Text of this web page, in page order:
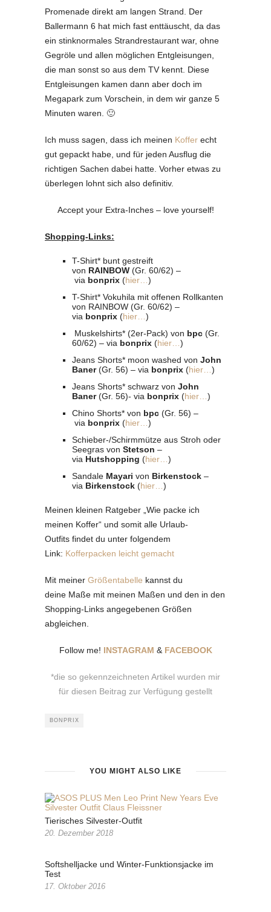
Promenade direkt am langen Strand. Der
Ballermann 6 hat mich fast enttäuscht, da das
ein stinknormales Strandrestaurant war, ohne
Gegröle und allen möglichen Entgleisungen,
die man sonst so aus dem TV kennt. Diese
Entgleisungen kamen dann aber doch im
Megapark zum Vorschein, in dem wir ganze 5
Minuten waren. 🙂
Ich muss sagen, dass ich meinen Koffer echt
gut gepackt habe, und für jeden Ausflug die
richtigen Sachen dabei hatte. Vorher etwas zu
überlegen lohnt sich also definitiv.
Accept your Extra-Inches – love yourself!
Shopping-Links:
T-Shirt* bunt gestreift
von RAINBOW (Gr. 60/62) –
via bonprix (hier…)
T-Shirt* Vokuhila mit offenen Rollkanten
von RAINBOW (Gr. 60/62) –
via bonprix (hier…)
Muskelshirts* (2er-Pack) von bpc (Gr.
60/62) – via bonprix (hier…)
Jeans Shorts* moon washed von John
Baner(Gr. 56) – via bonprix (hier…)
Jeans Shorts* schwarz von John
Baner(Gr. 56)- via bonprix (hier…)
Chino Shorts* von bpc (Gr. 56) –
via bonprix (hier…)
Schieber-/Schirmmütze aus Stroh oder
Seegras von Stetson –
via Hutshopping (hier…)
Sandale Mayari von Birkenstock –
via Birkenstock (hier…)
Meinen kleinen Ratgeber „Wie packe ich
meinen Koffer“ und somit alle Urlaub-
Outfits findet du unter folgendem
Link: Kofferpacken leicht gemacht
Mit meiner Größentabelle kannst du
deine Maße mit meinen Maßen und den in den
Shopping-Links angegebenen Größen
abgleichen.
Follow me! INSTAGRAM & FACEBOOK
*die so gekennzeichneten Artikel wurden mir
für diesen Beitrag zur Verfügung gestellt
BONPRIX
YOU MIGHT ALSO LIKE
Tierisches Silvester-Outfit
20. Dezember 2018
Softshelljacke und Winter-Funktionsjacke im
Test
17. Oktober 2016